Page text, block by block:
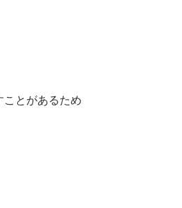
ことがあるため